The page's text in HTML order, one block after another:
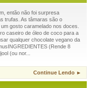
então não foi surpresa
trufas. As tâmaras são o
gosto caramelado nos doces.
caseiro de óleo de coco para a
qualquer chocolate vegano da
(Rende 8
(ou nor...
Continue Lendo ►